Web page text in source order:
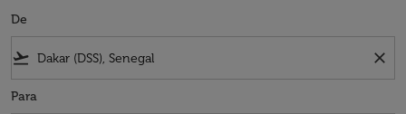
De
flight_takeoff close
Para